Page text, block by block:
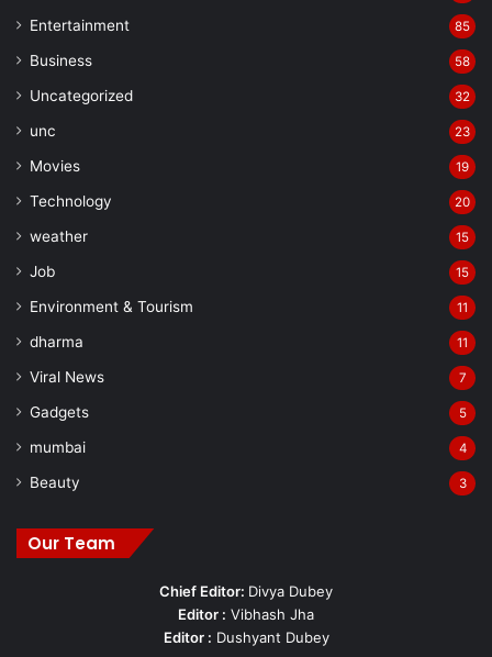
Entertainment 85
Business 58
Uncategorized 32
unc 23
Movies 19
Technology 20
weather 15
Job 15
Environment & Tourism 11
dharma 11
Viral News 7
Gadgets 5
mumbai 4
Beauty 3
Our Team
Chief Editor: Divya Dubey
Editor : Vibhash Jha
Editor : Dushyant Dubey